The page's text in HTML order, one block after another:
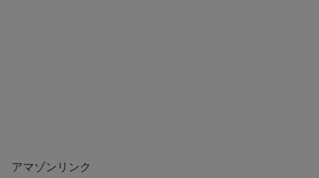
アマゾンリンク